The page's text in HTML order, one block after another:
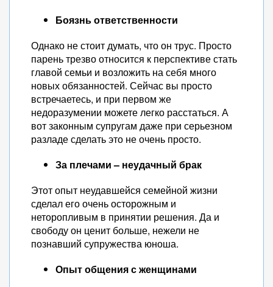
Боязнь ответственности
Однако не стоит думать, что он трус. Просто
парень трезво относится к перспективе стать
главой семьи и возложить на себя много
новых обязанностей. Сейчас вы просто
встречаетесь, и при первом же
недоразумении можете легко расстаться. А
вот законным супругам даже при серьезном
разладе сделать это не очень просто.
За плечами – неудачный брак
Этот опыт неудавшейся семейной жизни
сделал его очень осторожным и
неторопливым в принятии решения. Да и
свободу он ценит больше, нежели не
познавший супружества юноша.
Опыт общения с женщинами